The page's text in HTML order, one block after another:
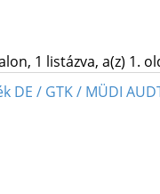
1 listázva, a(z) 1.
DE / GTK / MÜDI